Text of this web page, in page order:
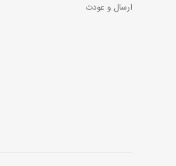
ارسال و عودت